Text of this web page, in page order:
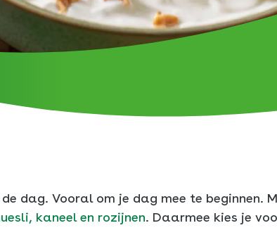
dag. Vooral om je dag mee te beginnen.
kaneel en rozijnen. Daarmee kies je